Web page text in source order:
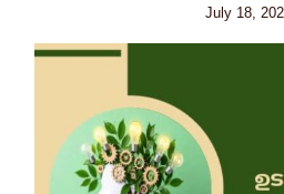
July 18,